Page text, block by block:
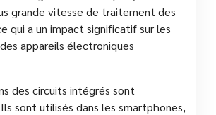
grande vitesse de traitement des
qui a un impact significatif sur les
appareils électroniques
des circuits intégrés sont
sont utilisés dans les smartphones,